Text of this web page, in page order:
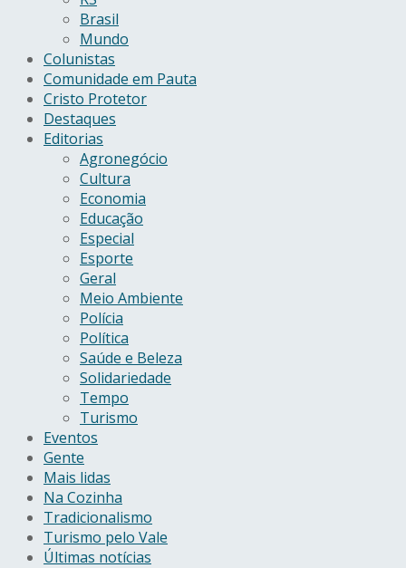
Brasil
Mundo
Colunistas
Comunidade em Pauta
Cristo Protetor
Destaques
Editorias
Agronegócio
Cultura
Economia
Educação
Especial
Esporte
Geral
Meio Ambiente
Polícia
Política
Saúde e Beleza
Solidariedade
Tempo
Turismo
Eventos
Gente
Mais lidas
Na Cozinha
Tradicionalismo
Turismo pelo Vale
Últimas notícias